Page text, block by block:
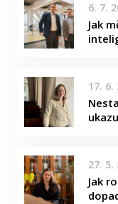
6. 7.
Jak
17. 6.
27. 5.
Jak